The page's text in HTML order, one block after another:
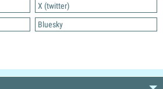
X (twitter)
Bluesky